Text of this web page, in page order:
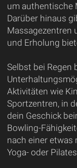
um authentische
Darüber hinaus
Massagezentren
und Erholung
Selbst bei Regen
Aktivitäten wie
Sportzentren, in
dein Geschick
Bowling-
nach einer etwas
Yoga- oder